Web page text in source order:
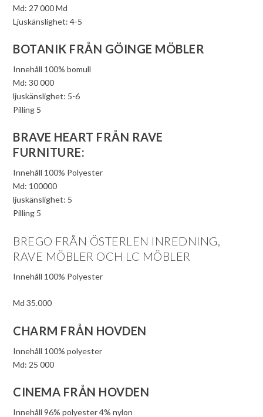
Md: 27 000 Md
Ljuskänslighet: 4-5
BOTANIK FRÅN GÖINGE MÖBLER
Innehåll 100% bomull
Md: 30 000
ljuskänslighet: 5-6
Pilling 5
BRAVE HEART FRÅN RAVE
FURNITURE:
Innehåll 100% Polyester
Md: 100000
ljuskänslighet: 5
Pilling 5
BREGO FRÅN ÖSTERLEN INREDNING,
RAVE MÖBLER OCH LC MÖBLER
Innehåll 100% Polyester
Md 35.000
CHARM FRÅN HOVDEN
Innehåll 100% polyester
Md: 25 000
CINEMA FRÅN HOVDEN
Innehåll 96% polyester 4% nylon